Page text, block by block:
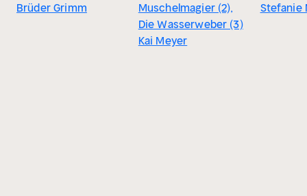
Brüder Grimm
Muschelmagier (2),
Die Wasserweber (3)
Kai Meyer
Stefanie